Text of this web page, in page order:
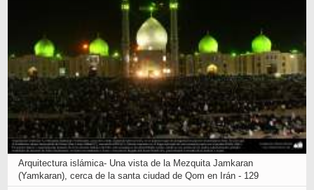
Arquitectura islámica- Una vista de la Mezquita Jamkaran
(Yamkaran), cerca de la santa ciudad de Qom en Irán - 129